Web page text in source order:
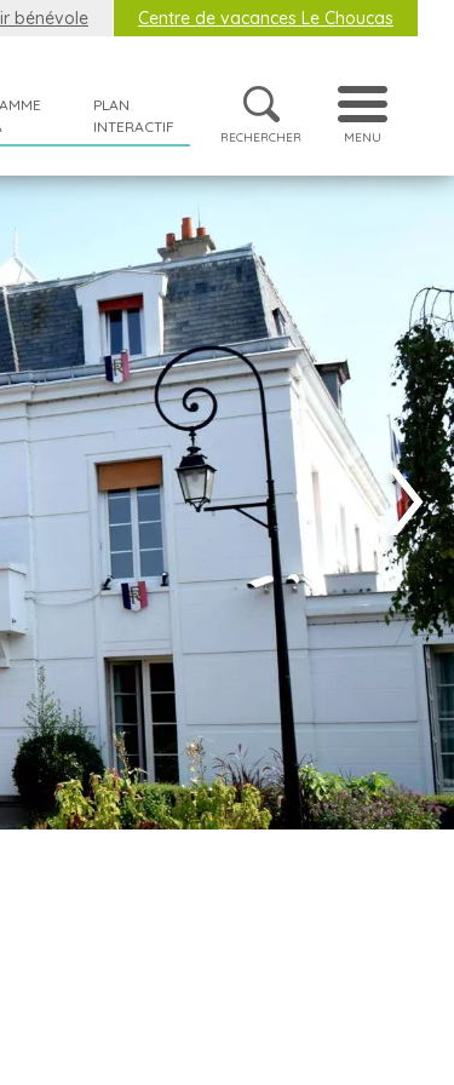
bénévole Centre de vacances Le Choucas
PLAN
INTERACTIF
RECHERCHER MENU
à noter
Travaux : Pour
toutes les informations
cliquez ICI